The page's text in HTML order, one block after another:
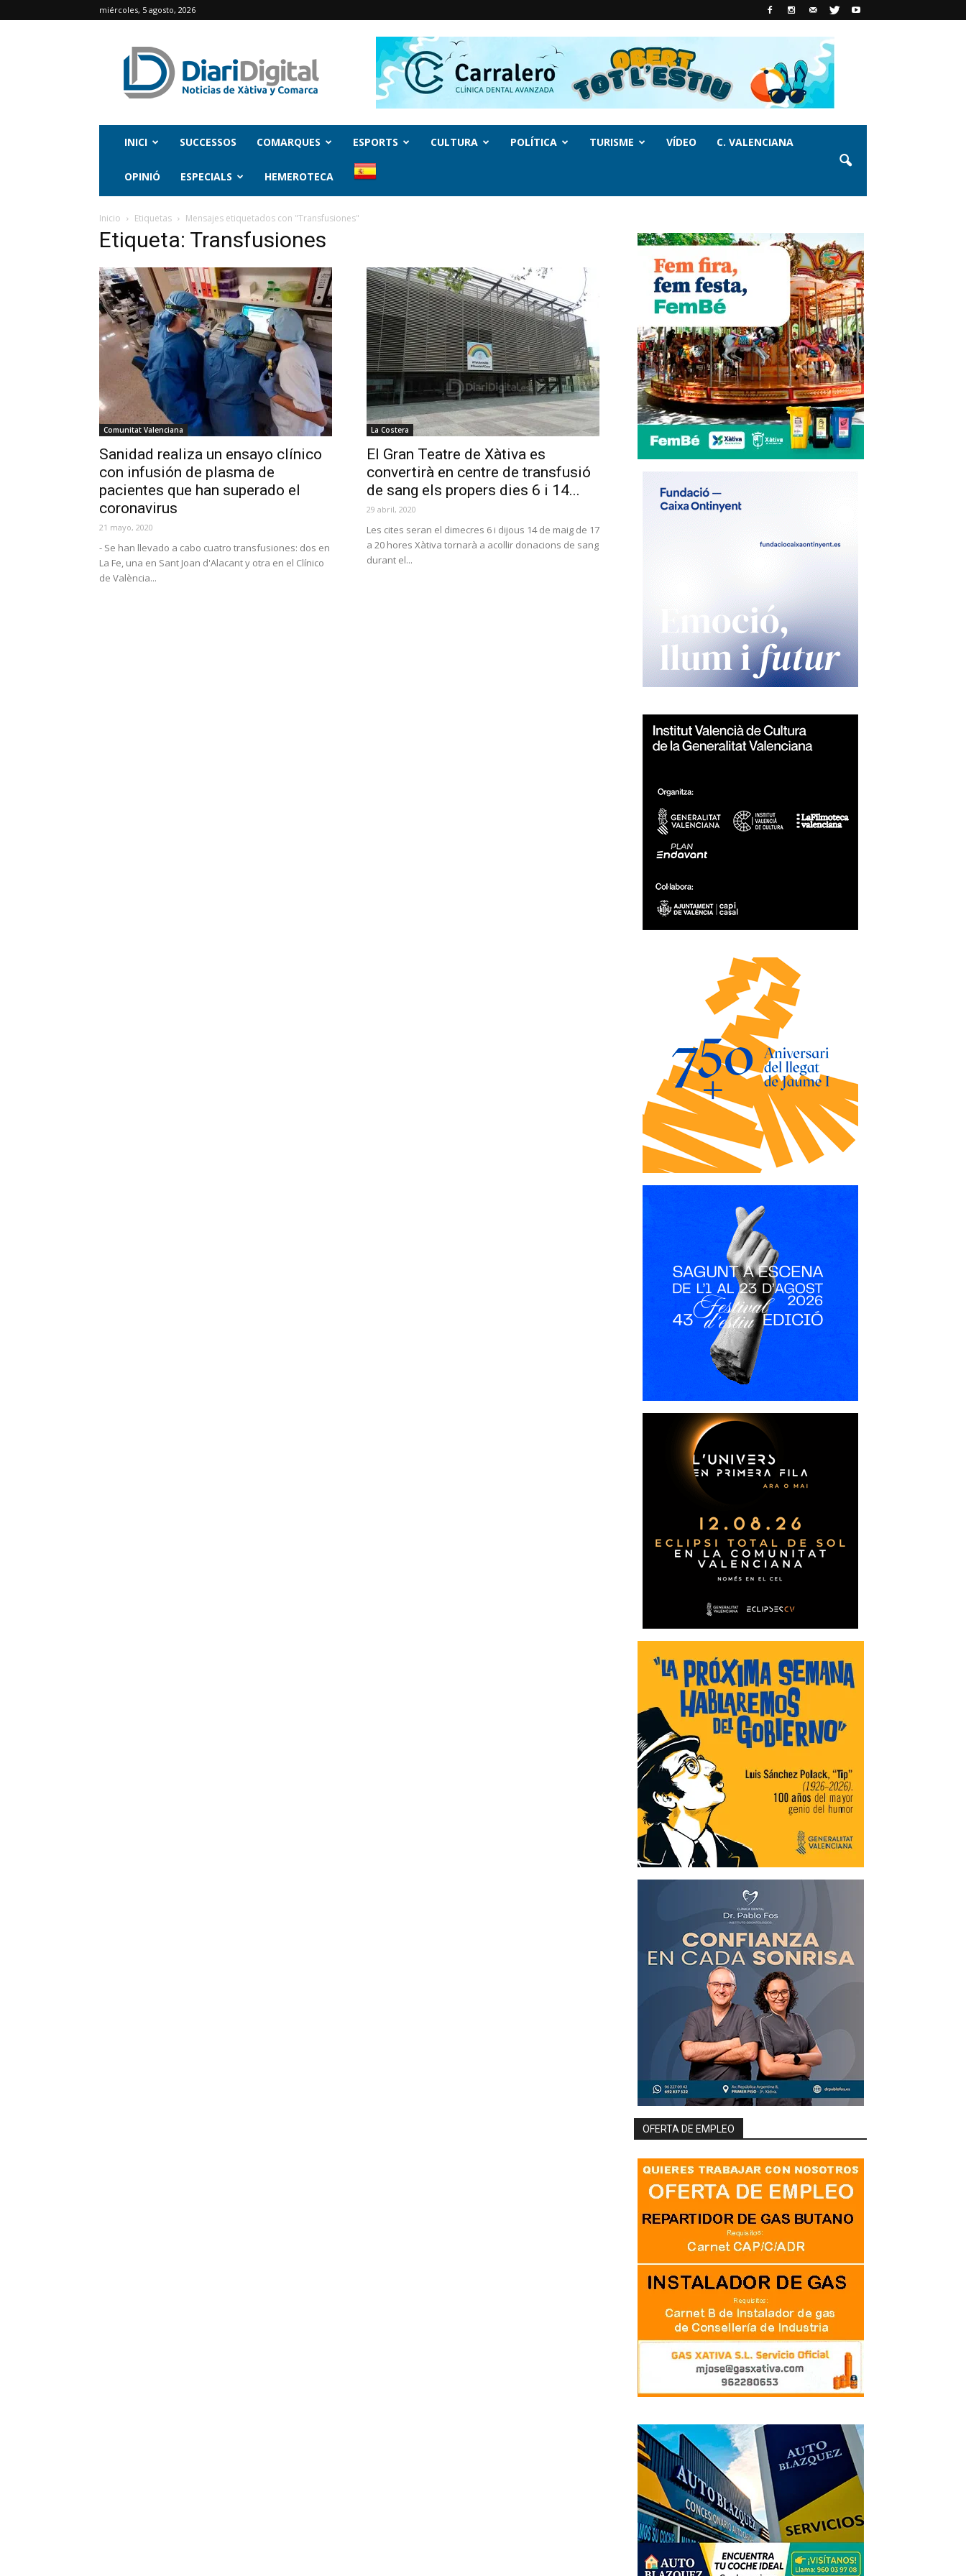
miércoles, 5 agosto, 2026
INICI SUCCESSOS COMARQUES ESPORTS CULTURA POLÍTICA TURISME VÍDEO C. VALENCIANA
OPINIÓ ESPECIALS HEMEROTECA
Inicio Etiquetas Mensajes etiquetados con "Transfusiones"
Etiqueta: Transfusiones
Comunitat Valenciana
Sanidad realiza un ensayo clínico
con infusión de plasma de
pacientes que han superado el
coronavirus
21 mayo, 2020
- Se han llevado a cabo cuatro transfusiones: dos en
La Fe, una en Sant Joan d'Alacant y otra en el Clínico
de València...
La Costera
El Gran Teatre de Xàtiva es
convertirà en centre de transfusió
de sang els propers dies 6 i 14...
29 abril, 2020
Les cites seran el dimecres 6 i dijous 14 de maig de 17
a 20 hores Xàtiva tornarà a acollir donacions de sang
durant el...
OFERTA DE EMPLEO